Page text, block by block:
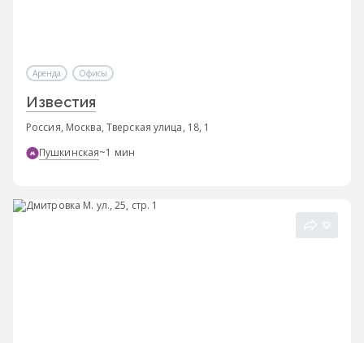
Аренда Офисы
Известия
Россия, Москва, Тверская улица, 18, 1
Пушкинская~1 мин